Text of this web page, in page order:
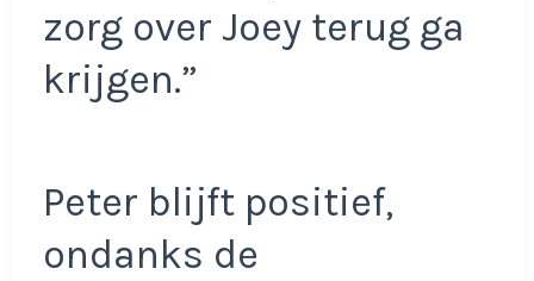
zorg over Joey terug ga
krijgen.”
Peter blijft positief,
ondanks de